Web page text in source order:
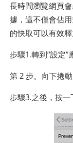
長時間瀏覽網頁
據，這不僅會佔
的快取可以有效
步驟1.轉到“設定”
第 2 步。向下捲
步驟3.之後，按一